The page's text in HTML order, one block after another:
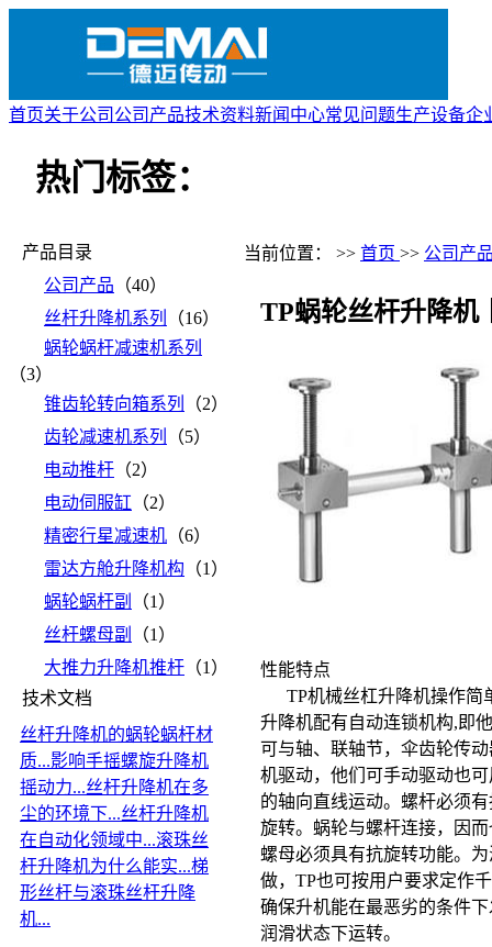
首页关于公司 公司产品技术资料新闻中心常见问题生产设备企
热门标签：
产品目录
公司产品 （40）
丝杆升降机系列
（16）
蜗轮蜗杆减速机系列
（3）
锥齿轮转向箱系列
（2）
齿轮减速机系列
（5）
电动推杆 （2）
电动伺服缸 （2）
精密行星减速机 （6）
雷达方舱升降机构 （1）
蜗轮蜗杆副
（1）
丝杆螺母副
（1）
大推力升降机推杆 （1）
技术文档
丝杆升降机的蜗轮蜗杆材
质...影响手摇螺旋升降机
摇动力...丝杆升降机在多
尘的环境下...丝杆升降机
在自动化领域中...滚珠丝
杆升降机为什么能实...梯
形丝杆与滚珠丝杆升降
机...
当前位置： >> 首页 >> 公司产
TP蜗轮丝杆升降机
性能特点
TP机械丝杠升降机操作简
升降机配有自动连锁机构, 即
可与轴、联轴节，伞齿轮传
机驱动，他们可手动驱动也
的轴向直线运动。螺杆必须
旋转。蜗轮与螺杆连接，因
螺母必须具有抗旋转功能。
做， TP也可按用户要求定作
确保升机能在最恶劣的条件
润滑状态下运转。